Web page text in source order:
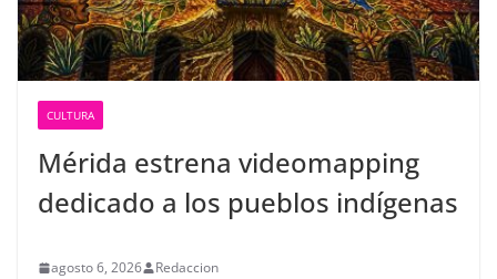
CULTURA
Mérida estrena videomapping
dedicado a los pueblos indígenas
agosto 6, 2026 Redaccion